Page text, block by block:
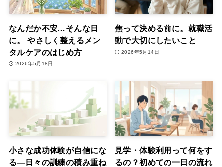
なんだか不安…そんな日
に。 やさしく整えるメン
タルケアのはじめ方
2026年5月18日
焦って決める前に。就職活
動で大切にしたいこと
2026年5月14日
小さな成功体験が自信にな
る―日々の訓練の積み重ね
見学・体験利用って何をす
るの？初めての一日の流れ